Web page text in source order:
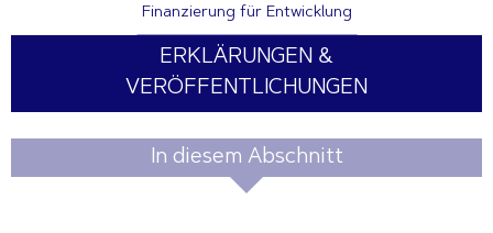
Finanzierung für Entwicklung
ERKLÄRUNGEN &
VERÖFFENTLICHUNGEN
In diesem Abschnitt